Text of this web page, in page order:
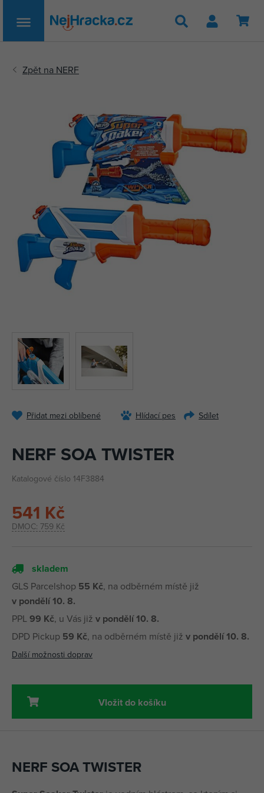
Hledat
Přidat mezi oblíbené Hlídací pes Sdílet
NERF SOA TWISTER
Katalogové číslo 14F3884
DMOC: 759 Kč
541 Kč
skladem
GLS Parcelshop 55 Kč, na odběrném místě již
v pondělí 10. 8.
PPL99 Kč, u Vás již v pondělí 10. 8.
DPD Pickup 59 Kč, na odběrném místě již v pondělí 10. 8.
Další možnosti doprav
Vložit do košíku
NERF SOA TWISTER